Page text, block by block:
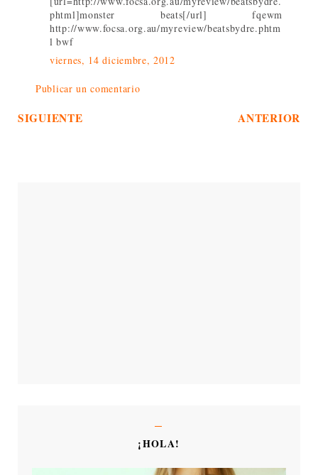
phtml]monster beats[/url] fqewm
http://www.focsa.org.au/myreview/beatsbydre.phtm
l bwf
viernes, 14 diciembre, 2012
Publicar un comentario
SIGUIENTE ANTERIOR
¡HOLA!